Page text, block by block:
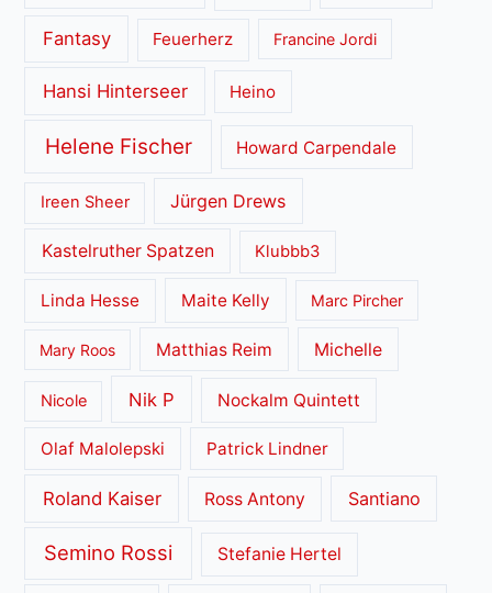
Fantasy Feuerherz Francine Jordi
Hansi Hinterseer Heino
Helene Fischer Howard Carpendale
Ireen Sheer Jürgen Drews
Kastelruther Spatzen Klubbb3
Linda Hesse Maite Kelly Marc Pircher
Mary Roos Matthias Reim Michelle
Nicole Nik P Nockalm Quintett
Olaf Malolepski Patrick Lindner
Roland Kaiser Ross Antony Santiano
Semino Rossi Stefanie Hertel